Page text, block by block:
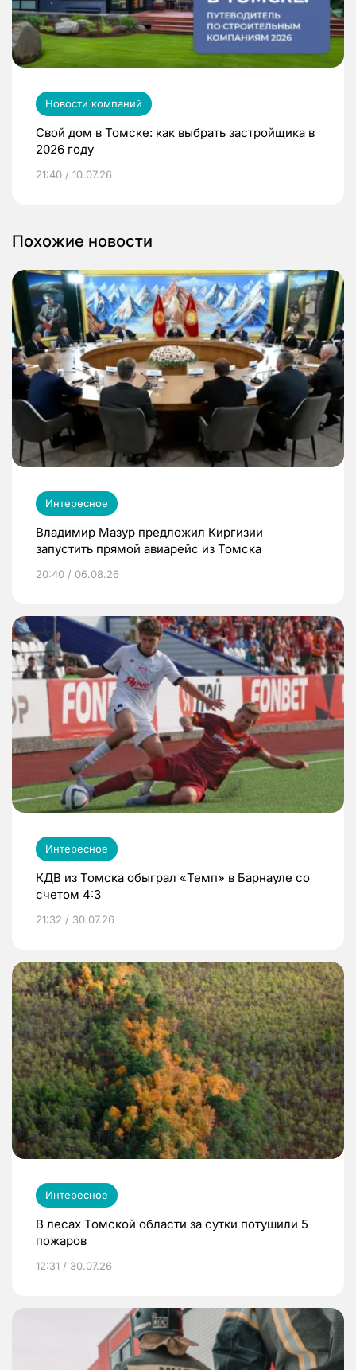
Новости компаний
Свой дом в Томске: как выбрать застройщика в
2026 году
21:40 / 10.07.26
Похожие новости
Интересное
Владимир Мазур предложил Киргизии
запустить прямой авиарейс из Томска
20:40 / 06.08.26
Интересное
КДВ из Томска обыграл «Темп» в Барнауле со
счетом 4:3
21:32 / 30.07.26
Интересное
В лесах Томской области за сутки потушили 5
пожаров
12:31 / 30.07.26